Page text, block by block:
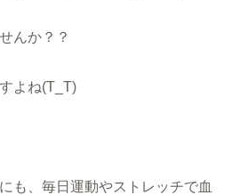
んか？？
よね(T_T)
も、毎日運動やストレッチで血